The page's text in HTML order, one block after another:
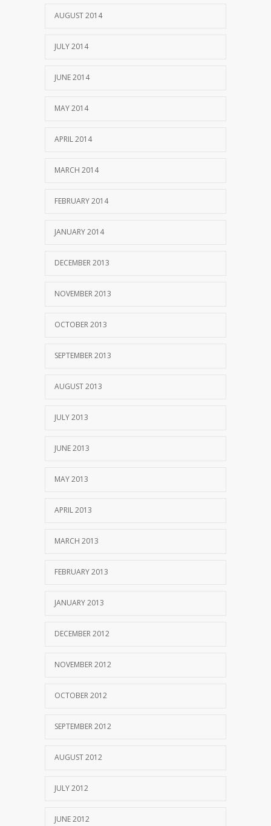
AUGUST 2014
JULY 2014
JUNE 2014
MAY 2014
APRIL 2014
MARCH 2014
FEBRUARY 2014
JANUARY 2014
DECEMBER 2013
NOVEMBER 2013
OCTOBER 2013
SEPTEMBER 2013
AUGUST 2013
JULY 2013
JUNE 2013
MAY 2013
APRIL 2013
MARCH 2013
FEBRUARY 2013
JANUARY 2013
DECEMBER 2012
NOVEMBER 2012
OCTOBER 2012
SEPTEMBER 2012
AUGUST 2012
JULY 2012
JUNE 2012